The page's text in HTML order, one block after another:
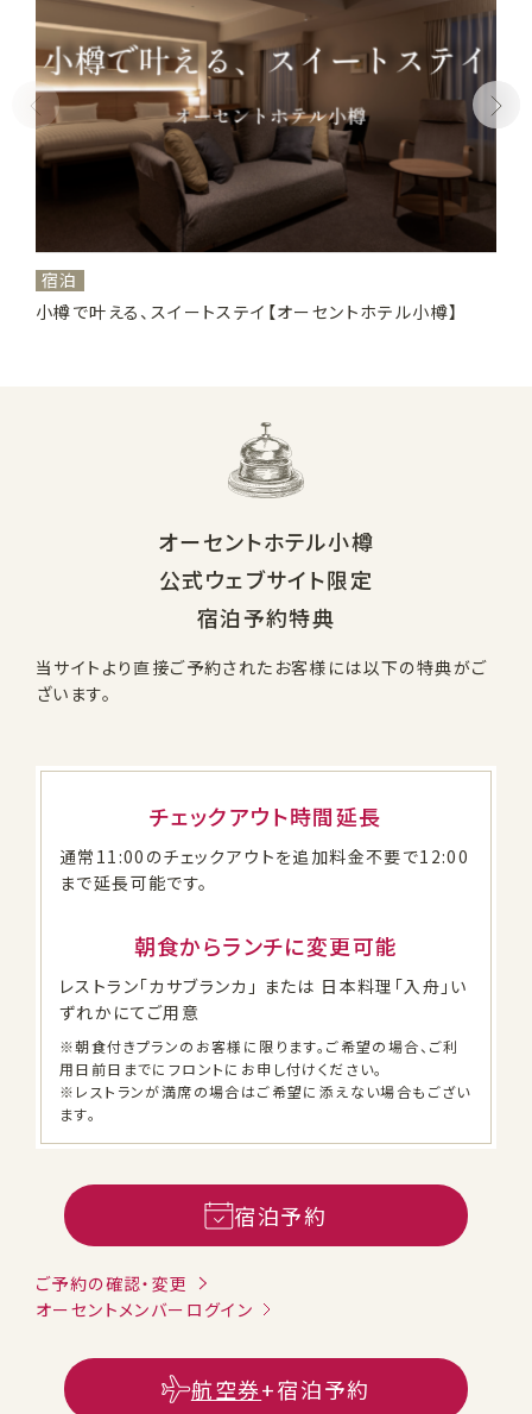
宿泊
小樽で叶える、スイートステイ【オーセントホテル小樽】
オーセントホテル小樽
公式ウェブサイト限定
宿泊予約特典
当サイトより直接ご予約されたお客様には以下の特典がご
ざいます。
チェックアウト時間延長
通常11:00のチェックアウトを追加料金不要で12:00
まで延長可能です。
朝食からランチに変更可能
レストラン「カサブランカ」 または 日本料理「入舟」い
ずれかにてご用意
※朝食付きプランのお客様に限ります。ご希望の場合、ご利
用日前日までにフロントにお申し付けください。
※レストランが満席の場合はご希望に添えない場合もござい
ます。
宿泊予約
ご予約の確認・変更
オーセントメンバーログイン
航空券+宿泊予約